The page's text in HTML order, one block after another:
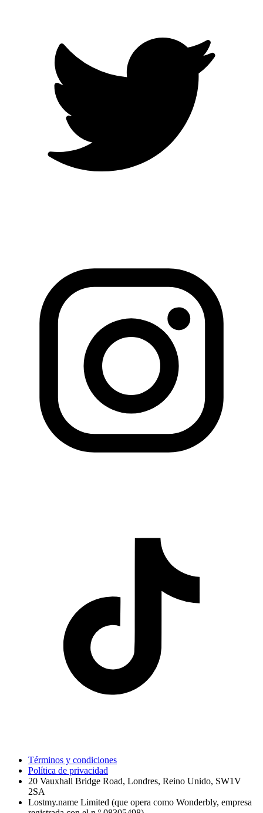
Términos y condiciones
Política de privacidad
20 Vauxhall Bridge Road, Londres, Reino Unido, SW1V
2SA
Lostmy.name Limited (que opera como Wonderbly, empresa